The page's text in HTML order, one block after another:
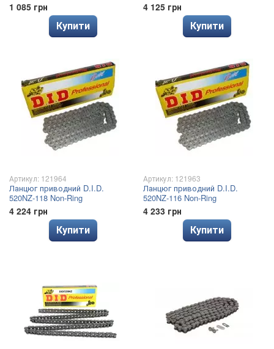
1 085 грн
Купити
4 125 грн
Купити
Артикул: 121964
Ланцюг приводний D.I.D.
520NZ-118 Non-Ring
4 224 грн
Купити
Артикул: 121963
Ланцюг приводний D.I.D.
520NZ-116 Non-Ring
4 233 грн
Купити